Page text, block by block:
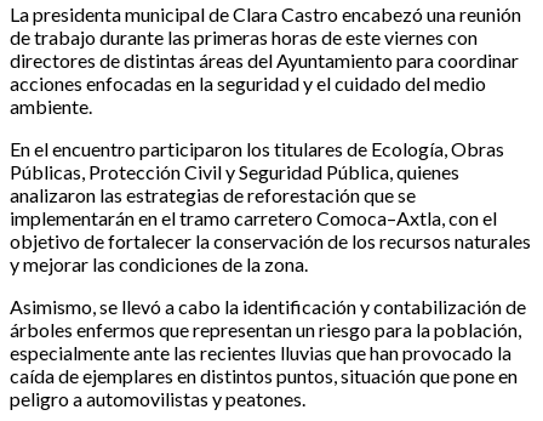
La presidenta municipal de Clara Castro encabezó una reunión
de trabajo durante las primeras horas de este viernes con
directores de distintas áreas del Ayuntamiento para coordinar
acciones enfocadas en la seguridad y el cuidado del medio
ambiente.
En el encuentro participaron los titulares de Ecología, Obras
Públicas, Protección Civil y Seguridad Pública, quienes
analizaron las estrategias de reforestación que se
implementarán en el tramo carretero Comoca–Axtla, con el
objetivo de fortalecer la conservación de los recursos naturales
y mejorar las condiciones de la zona.
Asimismo, se llevó a cabo la identificación y contabilización de
árboles enfermos que representan un riesgo para la población,
especialmente ante las recientes lluvias que han provocado la
caída de ejemplares en distintos puntos, situación que pone en
peligro a automovilistas y peatones.